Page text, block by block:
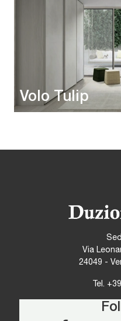
Volo Tulip
Via
24049 -
Tel.